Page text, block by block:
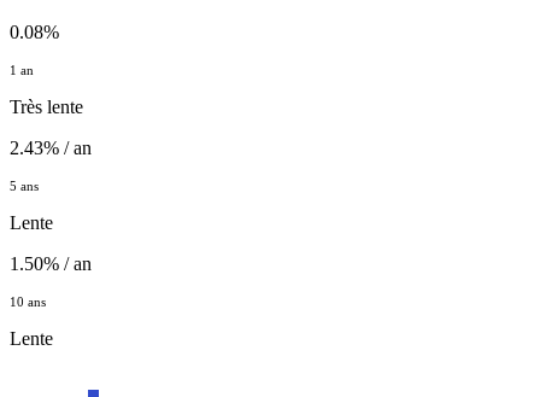
0.08%
1 an
Très lente
2.43% / an
5 ans
Lente
1.50% / an
10 ans
Lente